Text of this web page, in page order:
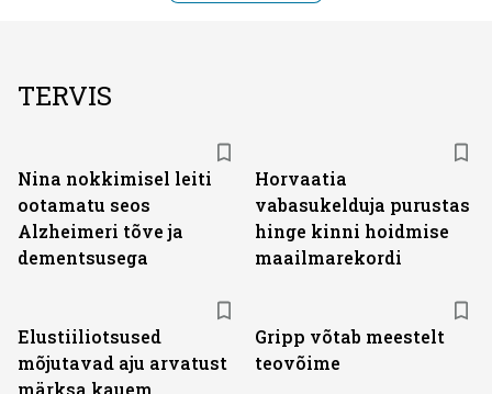
TERVIS
Nina nokkimisel leiti
ootamatu seos
Alzheimeri tõve ja
dementsusega
Horvaatia
vabasukelduja purustas
hinge kinni hoidmise
maailmarekordi
Elustiiliotsused
mõjutavad aju arvatust
märksa kauem
Gripp võtab meestelt
teovõime